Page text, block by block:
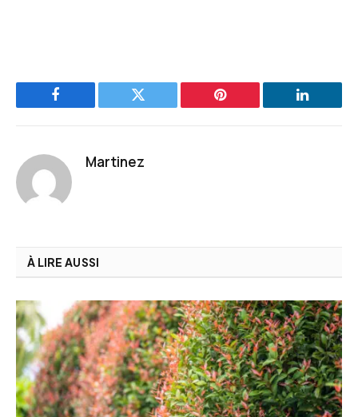
Facebook Twitter Pinterest LinkedIn
Martinez
À LIRE AUSSI